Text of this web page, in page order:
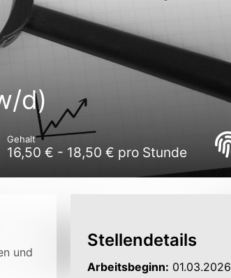
d)
Gehalt
16,50 € - 18,50 € pro Stunde
und
Stellendetails
Arbeitsbeginn: 01.03.2026